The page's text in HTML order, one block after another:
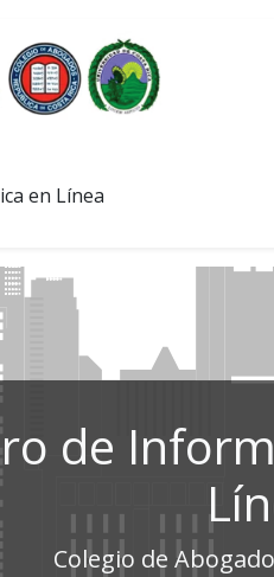
en Línea
de
Colegio de